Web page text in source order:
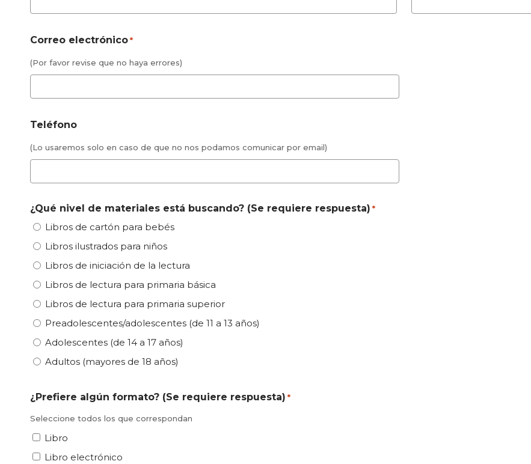
Correo electrónico *
(Por favor revise que no haya errores)
Teléfono
(Lo usaremos solo en caso de que no nos podamos comunicar por email)
¿Qué nivel de materiales está buscando? (Se requiere respuesta) *
Libros de cartón para bebés
Libros ilustrados para niños
Libros de iniciación de la lectura
Libros de lectura para primaria básica
Libros de lectura para primaria superior
Preadolescentes/adolescentes (de 11 a 13 años)
Adolescentes (de 14 a 17 años)
Adultos (mayores de 18 años)
¿Prefiere algún formato? (Se requiere respuesta) *
Seleccione todos los que correspondan
Libro
Libro electrónico